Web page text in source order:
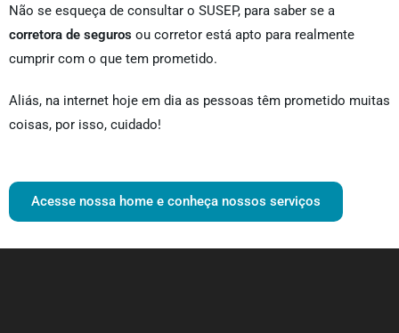
Não se esqueça de consultar o SUSEP, para saber se a
corretora de seguros ou corretor está apto para realmente
cumprir com o que tem prometido.
Aliás, na internet hoje em dia as pessoas têm prometido muitas
coisas, por isso, cuidado!
Acesse nossa home e conheça nossos serviços